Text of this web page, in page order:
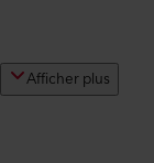
Afficher plus